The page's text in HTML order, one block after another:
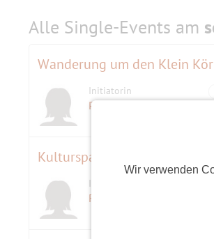
Wir verwenden
Alle Single-Events am
Wanderung um den Klein
Initiatorin
Powergirl(60)
Kulturspaziergang durch
Initiatorin
Fischlein